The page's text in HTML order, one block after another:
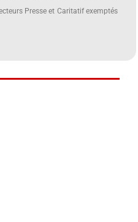
Presse et Caritatif exemptés